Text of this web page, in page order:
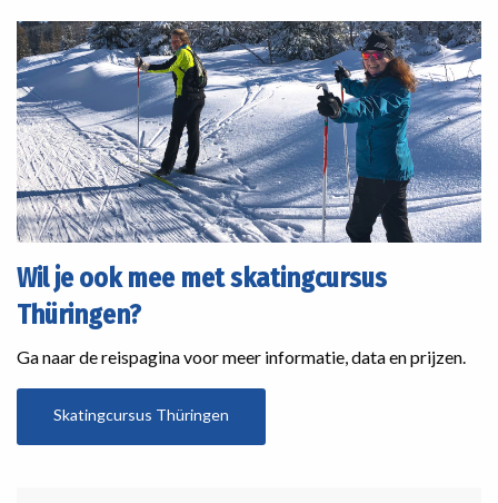
Wil je ook mee met skatingcursus
Thüringen?
Ga naar de reispagina voor meer informatie, data en prijzen.
Skatingcursus Thüringen